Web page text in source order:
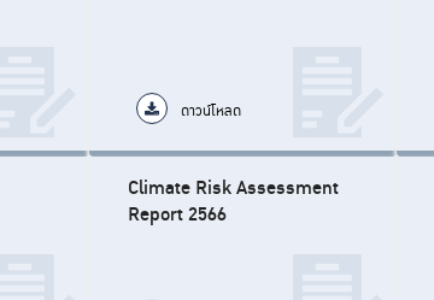
ดาวน์โหลด
Climate Risk Assessment
Report 2566